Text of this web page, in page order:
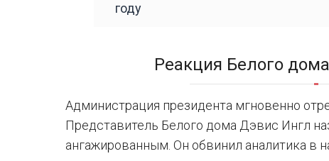
году
Реакция Белого
Администрация президента мгновенно
Представитель Белого дома Дэвис Ингл
ангажированным. Он обвинил аналитика в